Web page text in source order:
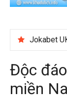
Độc
miền